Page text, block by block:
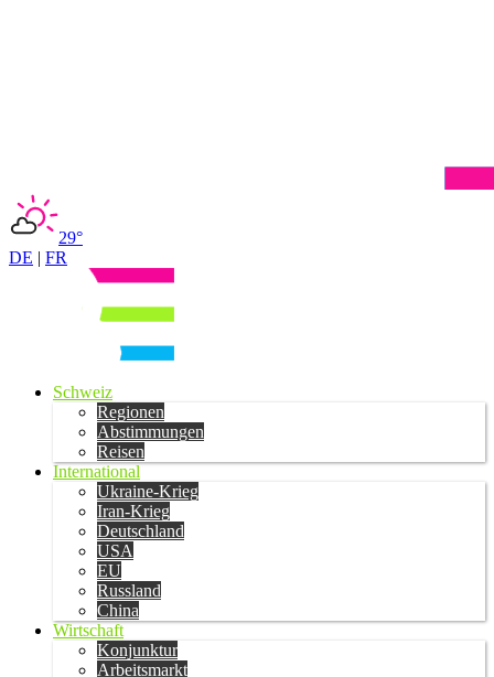
29°
DE | FR
Schweiz
Regionen
Abstimmungen
Reisen
International
Ukraine-Krieg
Iran-Krieg
Deutschland
USA
EU
Russland
China
Wirtschaft
Konjunktur
Arbeitsmarkt